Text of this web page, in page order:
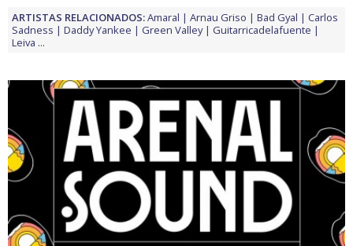
ARTISTAS RELACIONADOS:Amaral Arnau Griso Bad Gyal
Carlos
Sadness
Daddy Yankee Green Valley
Guitarricadelafuente
Leiva ...